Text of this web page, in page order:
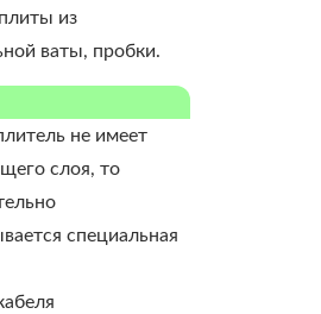
из
ваты, пробки.
не имеет
слоя, то
специальная